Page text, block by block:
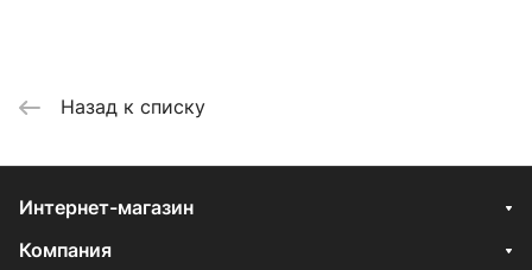
Назад к списку
Интернет-магазин
Компания